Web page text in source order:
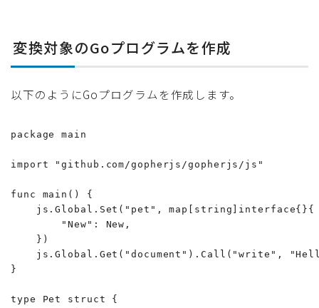
変換対象のGoプログラムを作成
以下のようにGoプログラムを作成します。
package main
import "github.com/gopherjs/gopherjs/js"
func main() {
    js.Global.Set("pet", map[string]interface{}{
        "New": New,
    })
js.Global.Get("document").Call("write",
}
type Pet struct {